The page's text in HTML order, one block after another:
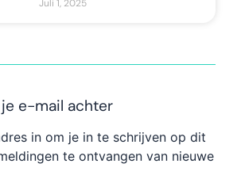
Juli 1, 2025
je e-mail achter
in om je in te schrijven op dit
te ontvangen van nieuwe